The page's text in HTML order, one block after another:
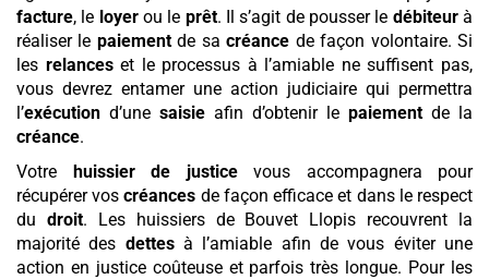
facture, le loyerou le prêt. Il s’agit de pousser le débiteurà
réaliser le paiementde sacréance de façon volontaire. Si
les relanceset le processus à l’amiable ne suffisent pas,
vous devrez entamer une action judiciaire qui permettra
l’exécution d’une saisie afin d’obtenir le paiement de la
créance.
Votre huissier de justicevous accompagnera pour
récupérer voscréances de façon efficace et dans le respect
du droit. Les huissiers de Bouvet Llopis recouvrent la
majorité des dettesà l’amiable afin de vous éviter une
action en justice coûteuse et parfois très longue. Pour les